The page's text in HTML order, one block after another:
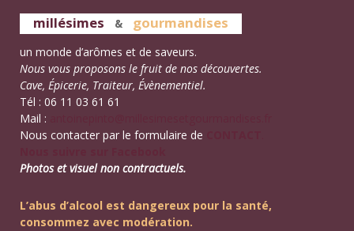
millésimes & gourmandises
un monde d’arômes et de saveurs.
Nous vous proposons le fruit de nos découvertes.
Cave, Épicerie, Traiteur, Évènementiel.
Tél : 06 11 03 61 61
Mail :
Nous contacter par le formulaire de
Photos et visuel non contractuels.
L’abus d’alcool est dangereux pour la santé,
consommez avec modération.